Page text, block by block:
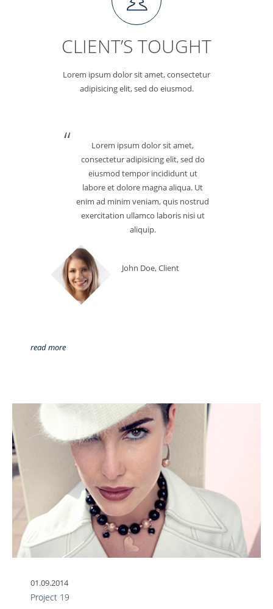
CLIENT’S TOUGHT
Lorem ipsum dolor sit amet, consectetur
adipisicing elit, sed do eiusmod.
Lorem ipsum dolor sit amet,
consectetur adipisicing elit, sed do
eiusmod tempor incididunt ut
labore et dolore magna aliqua. Ut
enim ad minim veniam, quis nostrud
exercitation ullamco laboris nisi ut
aliquip.
John Doe, Client
read more
01.09.2014
Project 19